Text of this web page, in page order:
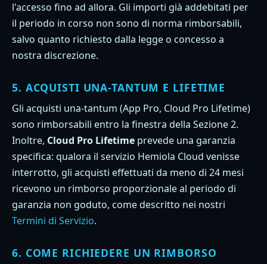
l'accesso fino ad allora. Gli importi già addebitati per
il periodo in corso non sono di norma rimborsabili,
salvo quanto richiesto dalla legge o concesso a
nostra discrezione.
5. ACQUISTI UNA-TANTUM E LIFETIME
Gli acquisti una-tantum (App Pro, Cloud Pro Lifetime)
sono rimborsabili entro la finestra della Sezione 2.
Inoltre, Cloud Pro Lifetime prevede una garanzia
specifica: qualora il servizio Hemiola Cloud venisse
interrotto, gli acquisti effettuati da meno di 24 mesi
ricevono un rimborso proporzionale al periodo di
garanzia non goduto, come descritto nei nostri
Termini di Servizio.
6. COME RICHIEDERE UN RIMBORSO